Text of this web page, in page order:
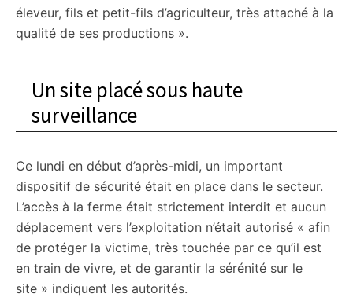
éleveur, fils et petit-fils d’agriculteur, très attaché à la
qualité de ses productions ».
Un site placé sous haute
surveillance
Ce lundi en début d’après-midi, un important
dispositif de sécurité était en place dans le secteur.
L’accès à la ferme était strictement interdit et aucun
déplacement vers l’exploitation n’était autorisé « afin
de protéger la victime, très touchée par ce qu’il est
en train de vivre, et de garantir la sérénité sur le
site » indiquent les autorités.